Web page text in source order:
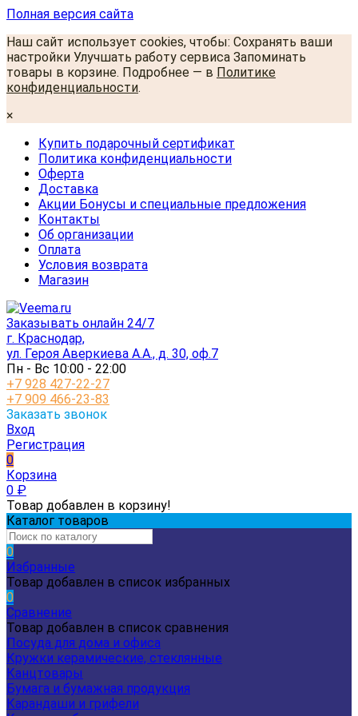
Полная версия сайта
Наш сайт использует cookies, чтобы: Сохранять ваши
настройки Улучшать работу сервиса Запоминать
товары в корзине. Подробнее — в Политике
конфиденциальности.
×
Купить подарочный сертификат
Политика конфиденциальности
Оферта
Доставка
Акции Бонусы и специальные предложения
Контакты
Об организации
Оплата
Условия возврата
Магазин
Заказывать онлайн 24/7
г. Краснодар,
ул. Героя Аверкиева А.А., д. 30, оф.7
Пн - Вс 10:00 - 22:00
+7 928 427-22-27
+7 909 466-23-83
Заказать звонок
Вход
Регистрация
0
Корзина
0 ₽
Товар добавлен в корзину!
Каталог товаров
0
Избранные
Товар добавлен в список избранных
0
Сравнение
Товар добавлен в список сравнения
Посуда для дома и офиса
Кружки керамические, стеклянные
Канцтовары
Бумага и бумажная продукция
Карандаши и грифели